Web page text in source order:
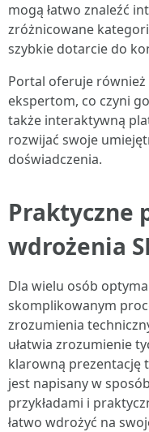
mogą łatwo znaleźć
zróżnicowane
szybkie dotarcie do
Portal oferuje
ekspertom, co czyni
także interaktywną
rozwijać swoje
doświadczenia.
Praktyczne
wdrożenia
Dla wielu osób
skomplikowanym
zrozumienia
ułatwia zrozumienie
klarowną prezentację
jest napisany w
przykładami i
łatwo wdrożyć na